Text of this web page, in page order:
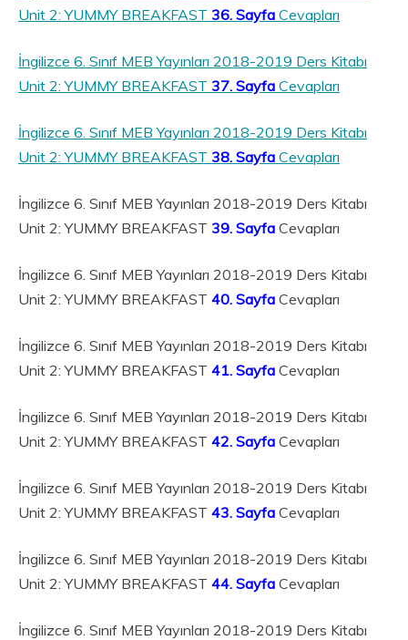
Unit 2: YUMMY BREAKFAST 36. Sayfa Cevapları
İngilizce 6. Sınıf MEB Yayınları 2018-2019 Ders Kitabı
Unit 2: YUMMY BREAKFAST 37. Sayfa Cevapları
İngilizce 6. Sınıf MEB Yayınları 2018-2019 Ders Kitabı
Unit 2: YUMMY BREAKFAST 38. Sayfa Cevapları
İngilizce 6. Sınıf MEB Yayınları 2018-2019 Ders Kitabı
Unit 2: YUMMY BREAKFAST 39. Sayfa Cevapları
İngilizce 6. Sınıf MEB Yayınları 2018-2019 Ders Kitabı
Unit 2: YUMMY BREAKFAST 40. Sayfa Cevapları
İngilizce 6. Sınıf MEB Yayınları 2018-2019 Ders Kitabı
Unit 2: YUMMY BREAKFAST 41. Sayfa Cevapları
İngilizce 6. Sınıf MEB Yayınları 2018-2019 Ders Kitabı
Unit 2: YUMMY BREAKFAST 42. Sayfa Cevapları
İngilizce 6. Sınıf MEB Yayınları 2018-2019 Ders Kitabı
Unit 2: YUMMY BREAKFAST 43. Sayfa Cevapları
İngilizce 6. Sınıf MEB Yayınları 2018-2019 Ders Kitabı
Unit 2: YUMMY BREAKFAST 44. Sayfa Cevapları
İngilizce 6. Sınıf MEB Yayınları 2018-2019 Ders Kitabı